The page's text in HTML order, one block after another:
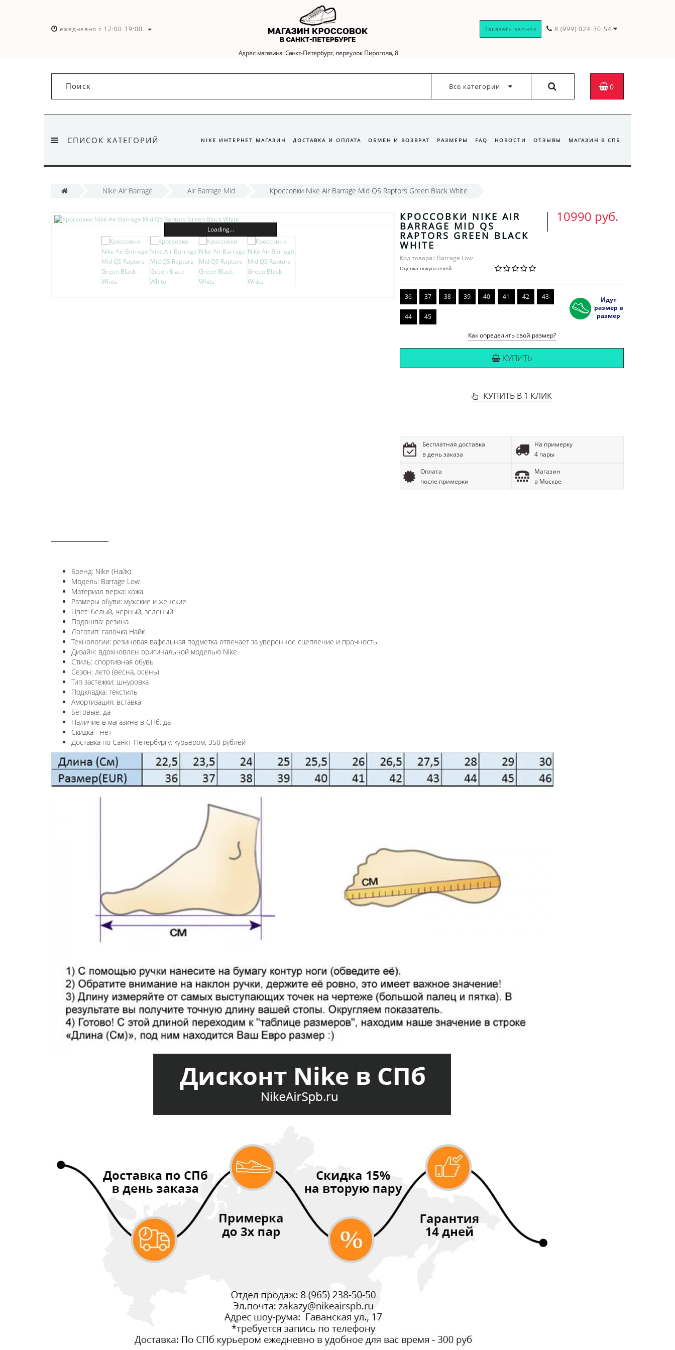
ежедневно с 12:00-19:00.
Адрес магазина: Санкт-Петербург, переулок Пирогова, 8
Заказать звонок 8 (999) 024-30-54
Все категории 0
СПИСОК КАТЕГОРИЙ NIKE ИНТЕРНЕТ МАГАЗИН ДОСТАВКА И ОПЛАТА ОБМЕН И ВОЗВРАТ РАЗМЕРЫ FAQ НОВОСТИ ОТЗЫВЫ МАГАЗИН В СПБ
Nike Air Barrage Air Barrage Mid Кроссовки Nike Air Barrage Mid QS Raptors Green Black White
Loading...
КРОССОВКИ NIKE AIR
BARRAGE MID QS
RAPTORS GREEN BLACK
WHITE
Код товара:: Barrage Low
Оценка покупателей
10990 руб.
36 37 38 39 40 41 42 43
44 45
Идут
размер в
размер
Как определить свой размер?
КУПИТЬ
КУПИТЬ В 1 КЛИК
Бесплатная доставка
в день заказа
На примерку
4 пары
Оплата
после примерки
Магазин
в Москве
Бренд: Nike (Найк)
Модель: Barrage Low
Материал верха: кожа
Размеры обуви: мужские и женские
Цвет: белый, черный, зеленый
Подошва: резина
Логотип: галочка Найк
Технологии: резиновая вафельная подметка отвечает за уверенное сцепление и прочность
Дизайн: вдохновлен оригинальной моделью Nike
Стиль: спортивная обувь
Сезон: лето (весна, осень)
Тип застежки: шнуровка
Подкладка: текстиль
Амортизация: вставка
Беговые: да
Наличие в магазине в СПб: да
Скидка - нет
Доставка по Санкт-Петербургу: курьером, 350 рублей